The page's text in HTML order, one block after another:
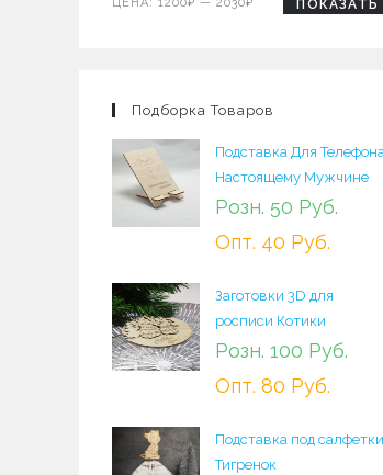
ПОКАЗАТЬ
Подборка Товаров
Подставка Для
Настоящему Мужчине
Розн. 50 Руб.
Опт. 40 Руб.
Заготовки 3D для
росписи Котики
Розн. 100 Руб.
Опт. 80 Руб.
Подставка под салфетки
Тигренок